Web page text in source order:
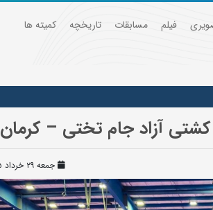
فیلم مسابقات تاریخچه
کمیته ها
آزاد جام تختی – کرمان
جمعه ۲۹ خرداد ۱۴۰۵